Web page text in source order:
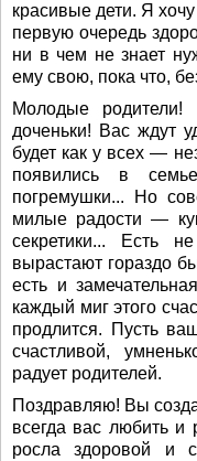
красивые дети. Я
первую очередь
ни в чем не знает
ему свою, пока что,
Молодые
доченьки! Вас ждут
будет как у всех —
появились в
погремушки... Но
милые радости —
секретики... Есть
вырастают гораздо
есть и
каждый миг этого
продлится. Пусть
счастливой,
радует родителей.
Поздравляю! Вы
всегда вас любить и
росла здоровой и